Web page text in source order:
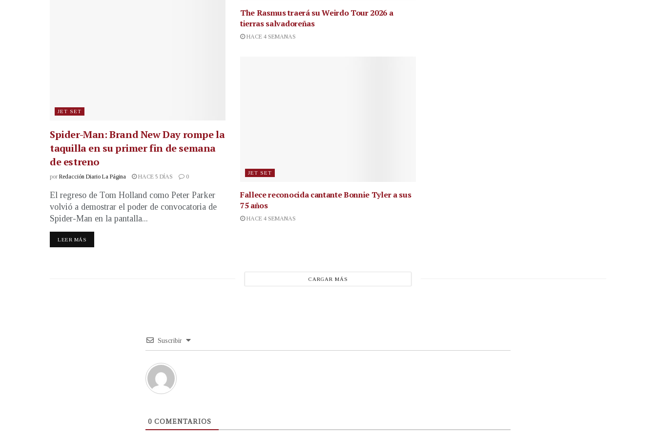
JET SET
Spider-Man: Brand New Day rompe la
taquilla en su primer fin de semana
de estreno
por Redacción Diario La Página HACE 5 DÍAS 0
El regreso de Tom Holland como Peter Parker
volvió a demostrar el poder de convocatoria de
Spider-Man en la pantalla...
LEER MÁS
The Rasmus traerá su Weirdo Tour 2026 a
tierras salvadoreñas
HACE 4 SEMANAS
JET SET
Fallece reconocida cantanteBonnie Tyler a sus
75 años
HACE 4 SEMANAS
CARGAR MÁS
Suscribir
0 COMENTARIOS